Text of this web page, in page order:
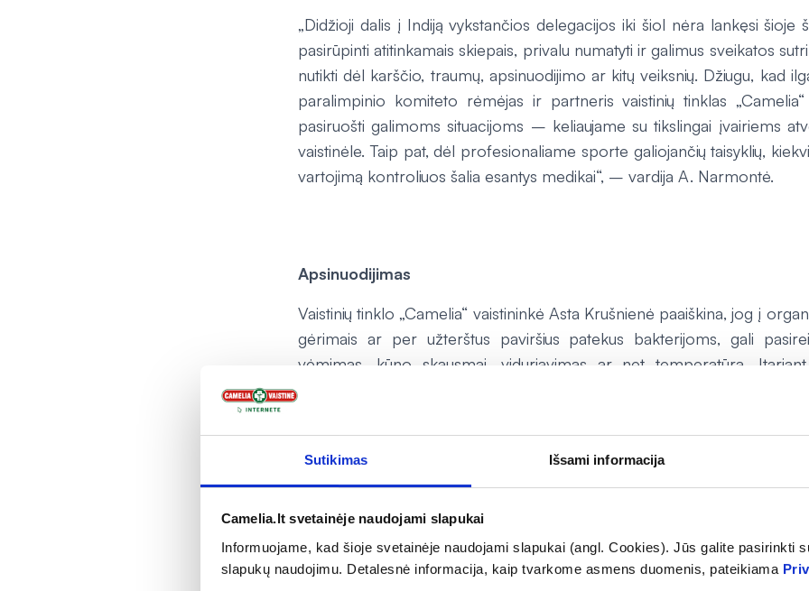
Sutikimas Išsami informacija
Camelia.lt svetainėje naudojami slapukai
Informuojame, kad šioje svetainėje naudojami slapukai (angl. Cookies). Jūs galite pasirinkti
slapukų naudojimu. Detalesnė informacija, kaip tvarkome asmens duomenis, pateikiama
„Didžioji dalis į Indiją vykstančios delegacijos iki šiol nėra lankęsi šioje
pasirūpinti atitinkamais skiepais, privalu numatyti ir galimus sveikatos
nutikti dėl karščio, traumų, apsinuodijimo ar kitų veiksnių. Džiugu, kad
paralimpinio komiteto rėmėjas ir partneris vaistinių tinklas
pasiruošti galimoms situacijoms – keliaujame su tikslingai įvairiems
vaistinėle. Taip pat, dėl profesionaliame sporte galiojančių taisyklių,
vartojimą kontroliuos šalia esantys medikai“, – vardija A. Narmontė.
Apsinuodijimas
Vaistinių tinklo „Camelia“ vaistininkė Asta Krušnienė paaiškina, jog į
gėrimais ar per užterštus paviršius patekus bakterijoms, gali
vėmimas, kūno skausmai, viduriavimas ar net temperatūra. Įtariant
vaistininkė ragina nieko nelaukti ir vartoti aktyvintosios anglies
simetikono preparatai, pilvo spazmus palengvinti gali padėti drotaverino
Greitai palengvinti viduriavimą gali ir loperamido hidrochlorido
apsinuodijimą ar kitą infekciją jų vartoti griežtai negalima dėl kitokio
principo.
„Jei diarėja tęsiasi ilgiau nei 3 dienas, viduriuojama labai gausiai,
požymiai, matosi gleivių, ženkliai pasikeičia kvapas ar spalva, atsiranda